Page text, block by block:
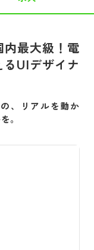
内最大級！電
UIデザイナ
、リアルを動か
。